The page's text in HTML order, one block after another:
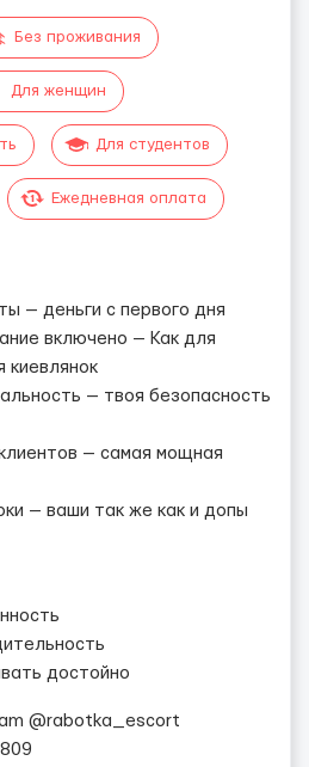
Без проживания
Для женщин
Для студентов
Ежедневная оплата
— деньги с первого дня
включено — Как для
киевлянок
— твоя безопасность
— самая мощная
— ваши так же как и допы
достойно
@rabotka_escort